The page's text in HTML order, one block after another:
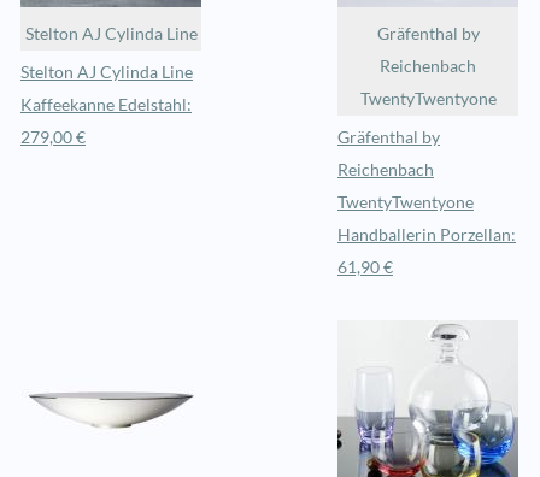
Stelton AJ Cylinda Line
Stelton AJ Cylinda Line
Kaffeekanne Edelstahl:
279,00 €
Gräfenthal by
Reichenbach
TwentyTwentyone
Gräfenthal by
Reichenbach
TwentyTwentyone
Handballerin Porzellan:
61,90 €